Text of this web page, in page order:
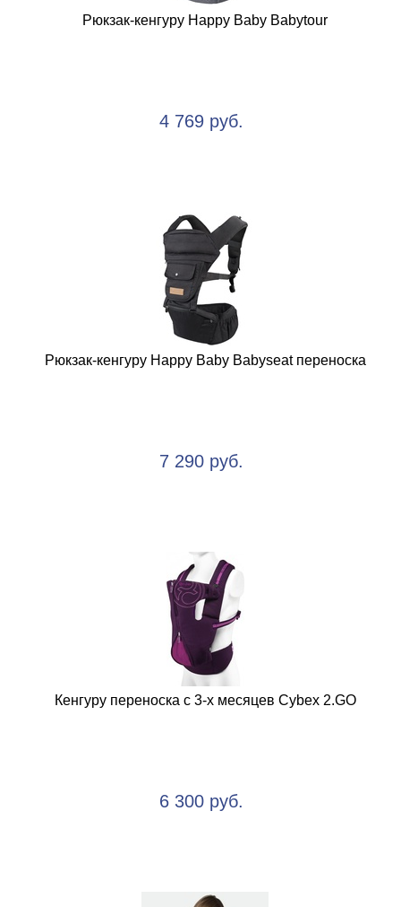
Рюкзак-кенгуру Happy Baby Babytour
4 769 руб.
Рюкзак-кенгуру Happy Baby Babyseat переноска
7 290 руб.
Кенгуру переноска с 3-х месяцев Cybex 2.GO
6 300 руб.